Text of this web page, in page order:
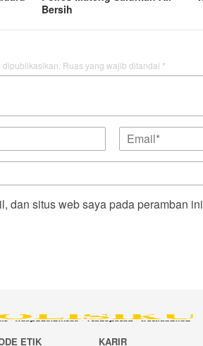
Bersih
Ruas yang wajib ditandai *
dan situs web saya pada peramban
ETIK KARIR